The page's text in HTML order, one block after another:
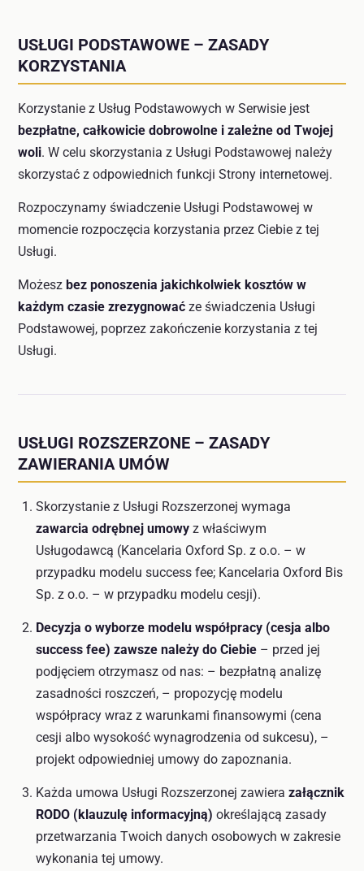
USŁUGI PODSTAWOWE – ZASADY
KORZYSTANIA
Korzystanie z Usług Podstawowych w Serwisie jest
bezpłatne, całkowicie dobrowolne i zależne od Twojej
woli. W celu skorzystania z Usługi Podstawowej należy
skorzystać z odpowiednich funkcji Strony internetowej.
Rozpoczynamy świadczenie Usługi Podstawowej w
momencie rozpoczęcia korzystania przez Ciebie z tej
Usługi.
Możesz bez ponoszenia jakichkolwiek kosztów w
każdym czasie zrezygnować ze świadczenia Usługi
Podstawowej, poprzez zakończenie korzystania z tej
Usługi.
USŁUGI ROZSZERZONE – ZASADY
ZAWIERANIA UMÓW
Skorzystanie z Usługi Rozszerzonej wymaga
zawarcia odrębnej umowy z właściwym
Usługodawcą (Kancelaria Oxford Sp. z o.o. – w
przypadku modelu success fee; Kancelaria Oxford Bis
Sp. z o.o. – w przypadku modelu cesji).
Decyzja o wyborze modelu współpracy (cesja albo
success fee) zawsze należy do Ciebie – przed jej
podjęciem otrzymasz od nas: – bezpłatną analizę
zasadności roszczeń, – propozycję modelu
współpracy wraz z warunkami finansowymi (cena
cesji albo wysokość wynagrodzenia od sukcesu), –
projekt odpowiedniej umowy do zapoznania.
Każda umowa Usługi Rozszerzonej zawiera załącznik
RODO (klauzulę informacyjną) określającą zasady
przetwarzania Twoich danych osobowych w zakresie
wykonania tej umowy.